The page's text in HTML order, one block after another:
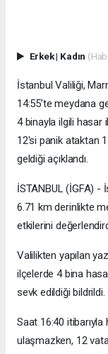
Erkek| Kadın
İstanbul Valiliği,
14:55’te meydana
4 binayla ilgili hasar
12'si panik ataktan
geldiği açıklandı.
İSTANBUL (İGFA) -
6.71 km derinlikte
etkilerini
Valilikten yapılan
ilçelerde 4 bina
sevk edildiği bildrildi.
Saat 16:40
ulaşmazken, 12